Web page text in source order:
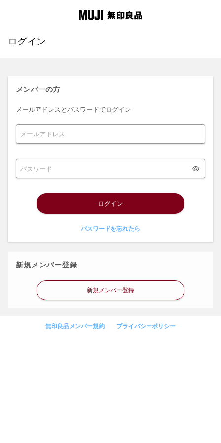
ログイン
メンバーの方
メールアドレスとパスワードでログイン
ログイン
パスワードを忘れたら
新規メンバー登録
新規メンバー登録
無印良品メンバー規約 プライバシーポリシー